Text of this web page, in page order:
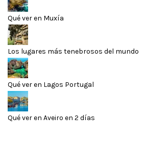
Qué ver en Muxía
Los lugares más tenebrosos del mundo
Qué ver en Lagos Portugal
Qué ver en Aveiro en 2 días